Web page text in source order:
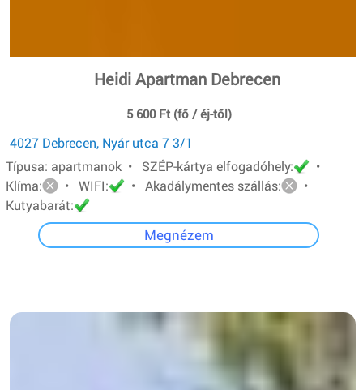
Heidi Apartman Debrecen
5 600 Ft (fő / éj-től)
4027 Debrecen, Nyár utca 7 3/1
Típusa: apartmanok • SZÉP-kártya elfogadóhely:
•
Klíma:
• WIFI: • Akadálymentes szállás:
•
Kutyabarát:
Megnézem